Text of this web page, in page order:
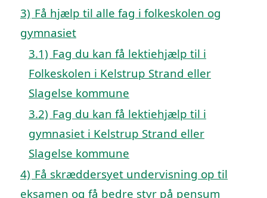
3) Få hjælp til alle fag i folkeskolen og
gymnasiet
3.1) Fag du kan få lektiehjælp til i
Folkeskolen i Kelstrup Strand eller
Slagelse kommune
3.2) Fag du kan få lektiehjælp til i
gymnasiet i Kelstrup Strand eller
Slagelse kommune
4) Få skræddersyet undervisning op til
eksamen og få bedre styr på pensum